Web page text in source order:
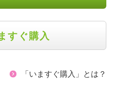
すぐ購入
「いますぐ購入」とは？